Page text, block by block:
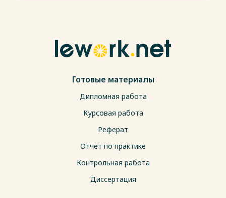
Готовые материалы
Дипломная работа
Курсовая работа
Реферат
Отчет по практике
Контрольная работа
Диссертация